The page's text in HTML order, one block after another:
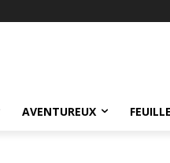
AVENTUREUX